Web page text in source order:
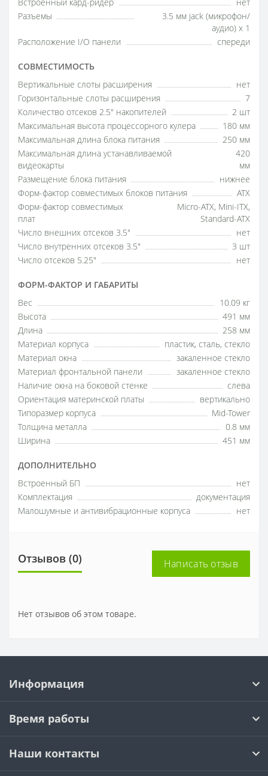
Встроенный кард-ридер
нет
Разъемы
3.5 мм jack (микрофон/
аудио) х 1
Расположение I/O панели
спереди
СОВМЕСТИМОСТЬ
Вертикальные слоты расширения
нет
Горизонтальные слоты расширения
7
Количество отсеков 2.5" накопителей
2 шт
Максимальная высота процессорного кулера
180 мм
Максимальная длина блока питания
250 мм
Максимальная длина устанавливаемой
видеокарты
420
мм
Размещение блока питания
нижнее
Форм-фактор совместимых блоков питания
ATX
Форм-фактор совместимых
плат
Micro-ATX, Mini-ITX,
Standard-ATX
Число внешних отсеков 3.5"
нет
Число внутренних отсеков 3.5"
3 шт
Число отсеков 5.25"
нет
ФОРМ-ФАКТОР И ГАБАРИТЫ
Вес
10.09 кг
Высота
491 мм
Длина
258 мм
Материал корпуса
пластик, сталь, стекло
Материал окна
закаленное стекло
Материал фронтальной панели
закаленное стекло
Наличие окна на боковой стенке
слева
Ориентация материнской платы
вертикально
Типоразмер корпуса
Mid-Tower
Толщина металла
0.8 мм
Ширина
451 мм
ДОПОЛНИТЕЛЬНО
Встроенный БП
нет
Комплектация
документация
Малошумные и антивибрационные корпуса
нет
Отзывов (0) Написать отзыв
Нет отзывов об этом товаре.
Информация
Время работы
Наши контакты